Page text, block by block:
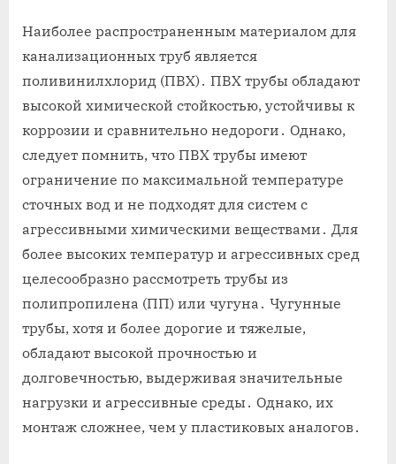
Наиболее распространенным материалом для
канализационных труб является
поливинилхлорид (ПВХ)․ ПВХ трубы обладают
высокой химической стойкостью, устойчивы к
коррозии и сравнительно недороги․ Однако,
следует помнить, что ПВХ трубы имеют
ограничение по максимальной температуре
сточных вод и не подходят для систем с
агрессивными химическими веществами․ Для
более высоких температур и агрессивных сред
целесообразно рассмотреть трубы из
полипропилена (ПП) или чугуна․ Чугунные
трубы, хотя и более дорогие и тяжелые,
обладают высокой прочностью и
долговечностью, выдерживая значительные
нагрузки и агрессивные среды․ Однако, их
монтаж сложнее, чем у пластиковых аналогов․